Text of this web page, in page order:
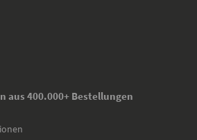
aus 400.000+ Bestellungen